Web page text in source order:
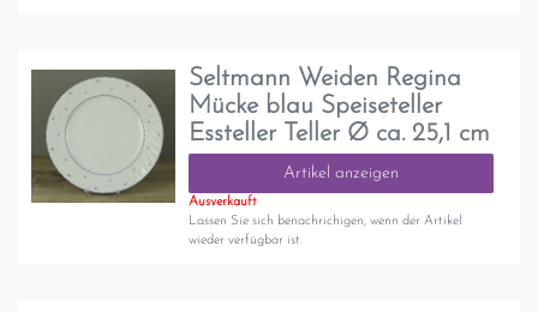
Seltmann Weiden Regina
Mücke blau Speiseteller
Essteller Teller Ø ca. 25,1 cm
Artikel anzeigen
Ausverkauft
Lassen Sie sich benachrichigen, wenn der Artikel
wieder verfügbar ist.